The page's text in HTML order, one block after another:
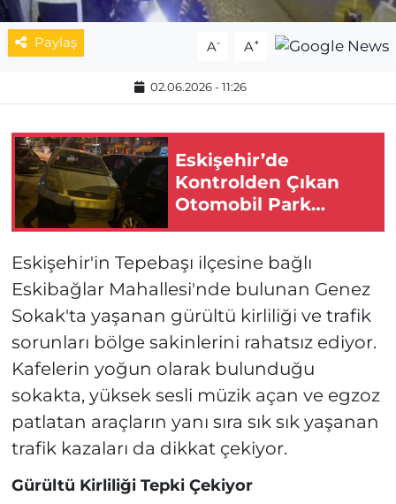
Paylaş A- A+
02.06.2026 - 11:26
Eskişehir’de
Kontrolden Çıkan
Otomobil Park
Halindeki Araçları
Eskişehir'in Tepebaşı ilçesine bağlı
Eskibağlar Mahallesi'nde bulunan Genez
Sokak'ta yaşanan gürültü kirliliği ve trafik
sorunları bölge sakinlerini rahatsız ediyor.
Kafelerin yoğun olarak bulunduğu
sokakta, yüksek sesli müzik açan ve egzoz
patlatan araçların yanı sıra sık sık yaşanan
trafik kazaları da dikkat çekiyor.
Gürültü Kirliliği Tepki Çekiyor